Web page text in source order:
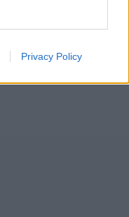
Privacy Policy